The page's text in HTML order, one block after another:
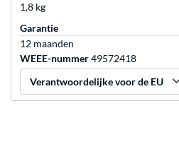
1,8 kg
Garantie
12 maanden
WEEE-nummer49572418
Verantwoordelijke voor de EU